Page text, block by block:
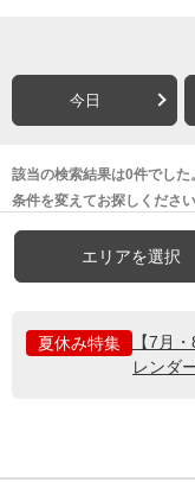
今日
該当の検索結果は0件でした。
条件を変えてお探しください
エリアを選択
夏休み特集
【7月
レンダ